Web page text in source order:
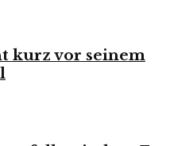
kurz vor seinem